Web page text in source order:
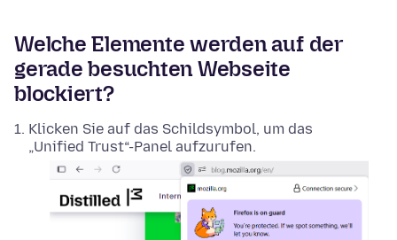
Welche Elemente werden auf der
gerade besuchten Webseite
blockiert?
Klicken Sie auf das Schildsymbol, um das
„Unified Trust“-Panel aufzurufen.